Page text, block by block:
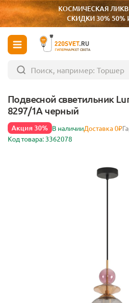
КОСМИЧЕСКАЯ
СКИДКИ 30% 50%
ГИПЕРМАРКЕТ СВЕТА
Подвесной свветильник
8297/1A черный
Акция 30% В наличииДоставка 0₽
Код товара: 3362078